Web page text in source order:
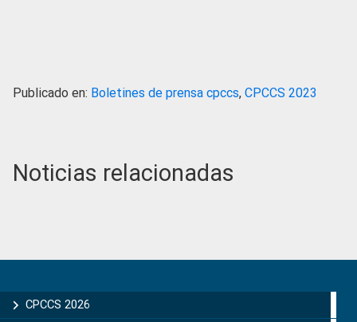
Publicado en: Boletines de prensa cpccs, CPCCS 2023
Noticias relacionadas
Sidebar
CPCCS 2026